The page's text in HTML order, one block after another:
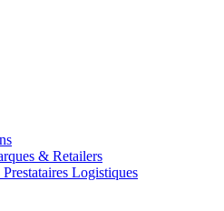
& Retailers
Logistiques